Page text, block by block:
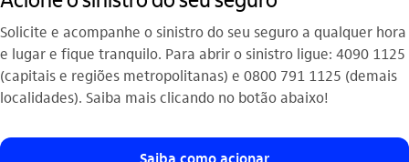
Solicite e acompanhe o sinistro do seu seguro a qualquer hora
e lugar e fique tranquilo. Para abrir o sinistro ligue: 4090 1125
(capitais e regiões metropolitanas) e 0800 791 1125 (demais
localidades). Saiba mais clicando no botão abaixo!
Saiba como acionar